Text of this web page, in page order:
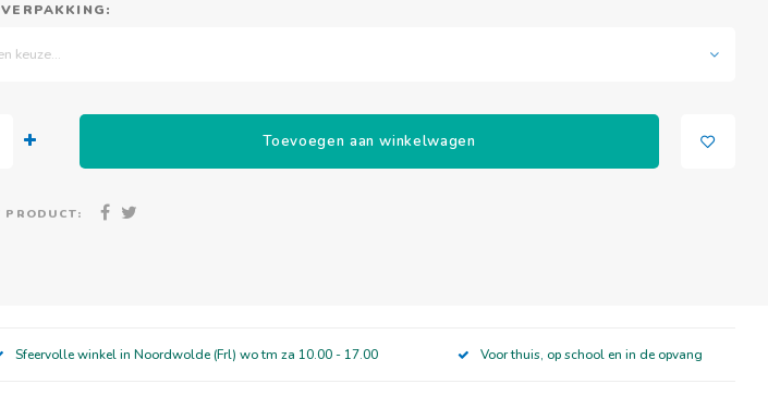
keuze...
Toevoegen aan winkelwagen
PRODUCT:
Sfeervolle winkel in Noordwolde (Frl) wo tm za 10.00 - 17.00 Voor thuis, op school en in de opvang